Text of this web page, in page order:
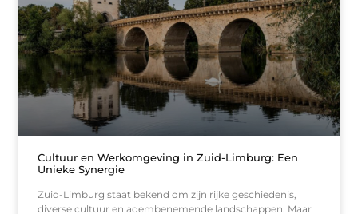
Cultuur en Werkomgeving in Zuid-Limburg: Een
Unieke Synergie
Zuid-Limburg staat bekend om zijn rijke geschiedenis,
diverse cultuur en adembenemende landschappen. Maar